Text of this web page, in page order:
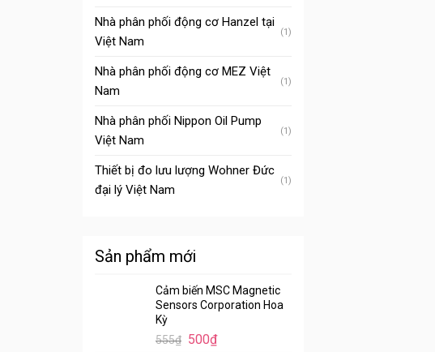
Nhà phân phối động cơ Hanzel tại
Việt Nam
(1)
Nhà phân phối động cơ MEZ Việt
Nam
(1)
Nhà phân phối Nippon Oil Pump
Việt Nam
(1)
Thiết bị đo lưu lượng Wohner Đức
đại lý Việt Nam
(1)
Sản phẩm mới
Cảm biến MSC Magnetic
Sensors Corporation Hoa
Kỳ
555₫ 500₫